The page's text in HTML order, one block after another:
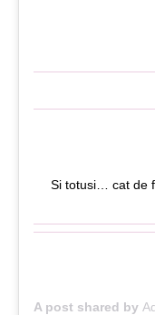
Si totusi… cat de
A post shared by